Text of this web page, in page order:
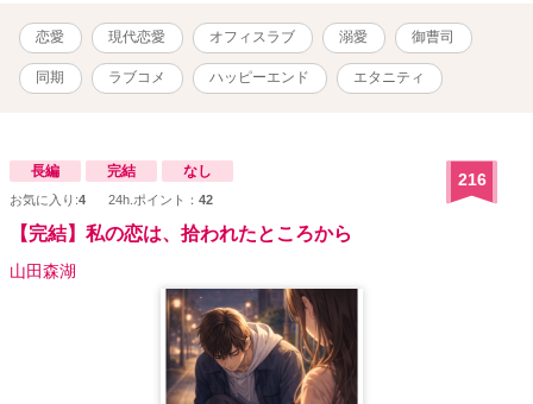
恋愛 現代恋愛 オフィスラブ 溺愛 御曹司
同期 ラブコメ ハッピーエンド エタニティ
長編 完結 なし
お気に入り:4 24h.ポイント： 42
216
【完結】私の恋は、拾われたところから
山田森湖